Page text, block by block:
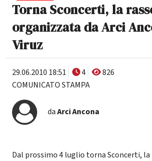
Torna Sconcerti, la
organizzata da Arci
Viruz
29.06.2010 18:51 4
826
COMUNICATO STAMPA
daArci Ancona
Dal prossimo 4 luglio torna Sconcerti, la